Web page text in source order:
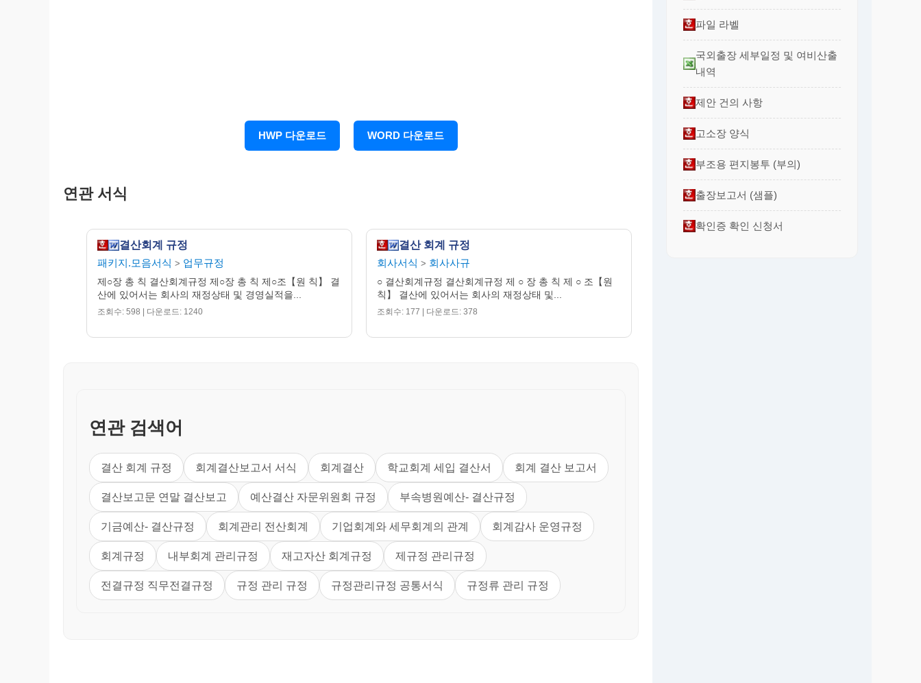
대차대조표는 자산의 부, 부채의 부, 자본의 부로 구분하고 다시 다음 각호와 같이 분류한다.
나. 이연부채
가. 자본금
나. 자본잉여금
다. 이익잉여금
② 자산과 부채는 1년을 기준으로 하여 유동자산 또는 투자와 기타자산・고정자산, 유동부채 또는 고정
대차대조표에 기재할 자산의 가액은 원칙적으로 당해 자산의 취득원가를 기초로 하여 계상하여야 한다.
당좌자산의 평가는 다음 각호에 정하는 바에 의한다.
1. 현금：현금보유재액
2. 예금：예금잔액. 단, 입금보고미달, 수표미제시와 같은 정당한 이유가 있는 것은 예금잔액에서 가감할
3. 받을어음, 외상매출금, 미수입금, 선지급금, 단기대여금, 관계회사단기채권 등 수취계정：채권액. 단,
회수불능의 채권은 이를 공제하며 대손의 우려가 있는 것은 공제에 갈음하여 적당한 대손견적액을 대
손충당금에 계상하여야 한다.
4. 선지급비용：지급액 중 차기이후의 부채에 속하는 금액
제 13 조【재고자산의 평가】
① 상품, 제품, 반제품, 원재료, 저장품 등의 재고자산은 제조원가 또는 매입가액에 부대비용을 가산한 후
HWP 다운로드 WORD 다운로드
연관 서식
결산회계 규정
패키지.모음서식 > 업무규정
제○장 총 칙 결산회계규정 제○장 총 칙 제○조【원 칙】 결
산에 있어서는 회사의 재정상태 및 경영실적을...
조회수: 598 | 다운로드: 1240
결산 회계 규정
회사서식 > 회사사규
○ 결산회계규정 결산회계규정 제 ○ 장 총 칙 제 ○ 조【원
칙】 결산에 있어서는 회사의 재정상태 및...
조회수: 177 | 다운로드: 378
연관 검색어
결산 회계 규정 회계결산보고서 서식 회계결산 학교회계 세입 결산서 회계 결산 보고서
결산보고문 연말 결산보고 예산결산 자문위원회 규정 부속병원예산- 결산규정
기금예산- 결산규정 회계관리 전산회계 기업회계와 세무회계의 관계 회계감사 운영규정
회계규정 내부회계 관리규정 재고자산 회계규정 제규정 관리규정
전결규정 직무전결규정 규정 관리 규정 규정관리규정 공통서식 규정류 관리 규정
파일 라벨
국외출장 세부일정 및 여비산출
내역
제안 건의 사항
고소장 양식
부조용 편지봉투 (부의)
출장보고서 (샘플)
확인증 확인 신청서